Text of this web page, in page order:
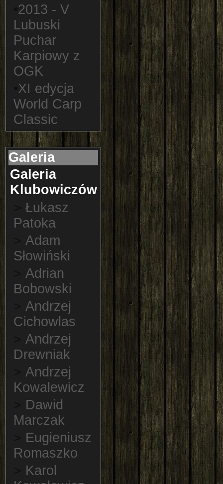
2013 - V
Lubuski
Puchar
Karpiowy z
OGK
XI edycja
World Carp
Classic
Galeria
Galeria
Klubowiczów
Łukasz
Patoka
Adam
Słowiński
Adrian
Bobowski
Andrzej
Cichowlas
Andrzej
Drewniak
Andrzej
Kowalewicz
Dawid
Marczak
Eugieniusz
Romaszko
Karol